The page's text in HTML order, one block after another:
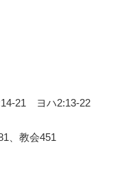
21 ヨハ2:13-22
、教会451